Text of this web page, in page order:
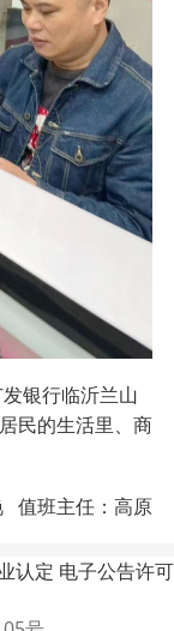
银行临沂兰山
民的生活里、商
值班主任：高原
认定 电子公告许可